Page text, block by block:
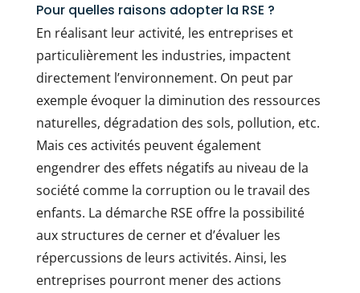
Pour quelles raisons adopter la RSE ?
En réalisant leur activité, les entreprises et
particulièrement les industries, impactent
directement l’environnement. On peut par
exemple évoquer la diminution des ressources
naturelles, dégradation des sols, pollution, etc.
Mais ces activités peuvent également
engendrer des effets négatifs au niveau de la
société comme la corruption ou le travail des
enfants. La démarche RSE offre la possibilité
aux structures de cerner et d’évaluer les
répercussions de leurs activités. Ainsi, les
entreprises pourront mener des actions